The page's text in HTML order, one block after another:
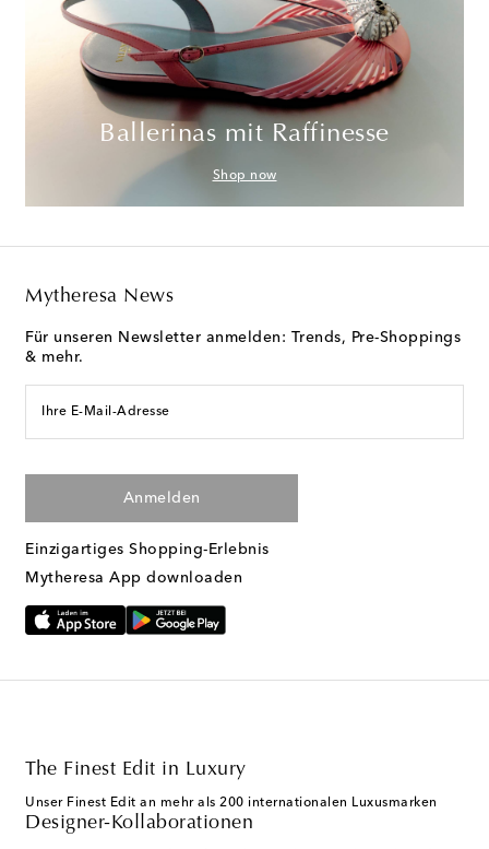
Ballerinas mit Raffinesse
Shop now
Mytheresa News
Für unseren Newsletter anmelden: Trends, Pre-Shoppings
& mehr.
Ihre E-Mail-Adresse
Anmelden
Einzigartiges Shopping-Erlebnis
Mytheresa App downloaden
The Finest Edit in Luxury
Unser Finest Edit an mehr als 200 internationalen Luxusmarken
Designer-Kollaborationen